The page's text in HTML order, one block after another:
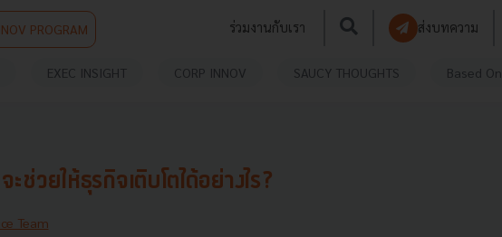
PROGRAM ร่วมงานกับเรา ส่งบทความ
EXEC INSIGHT CORP INNOV SAUCY THOUGHTS Based On
ช่วยให้ธุรกิจเติบโตได้อย่างไร?
Team